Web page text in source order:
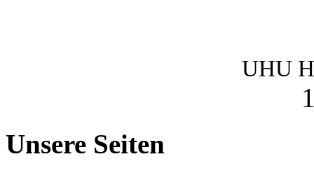
UHU
Unsere Seiten